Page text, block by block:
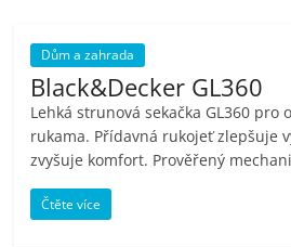
Dům a zahrada
Black&Decker GL360
Lehká strunová sekačka GL360 pro
rukama. Přídavná rukojeť zlepšuje
zvyšuje komfort. Prověřený
Čtěte více